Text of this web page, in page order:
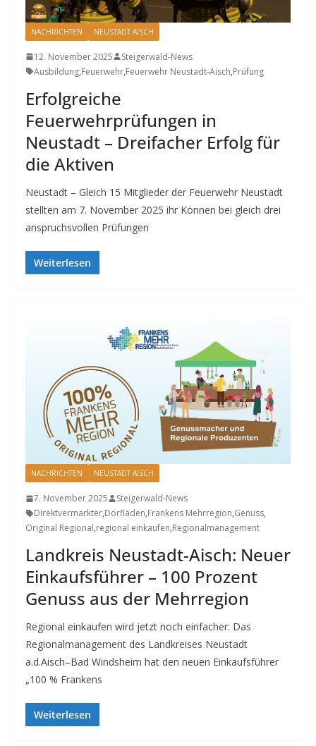
NACHRICHTEN NEUSTADT AISCH
12. November 2025
Steigerwald-News
Ausbildung,Feuerwehr,Feuerwehr Neustadt-Aisch,Prüfung
Erfolgreiche
Feuerwehrprüfungen in
Neustadt – Dreifacher Erfolg für
die Aktiven
Neustadt – Gleich 15 Mitglieder der Feuerwehr Neustadt
stellten am 7. November 2025 ihr Können bei gleich drei
anspruchsvollen Prüfungen
Weiterlesen
NACHRICHTEN NEUSTADT AISCH
7. November 2025
Steigerwald-News
Direktvermarkter,Dorfläden,Frankens Mehrregion,Genuss,
Original Regional,regional einkaufen,Regionalmanagement
Landkreis Neustadt-Aisch: Neuer
Einkaufsführer – 100 Prozent
Genuss aus der Mehrregion
Regional einkaufen wird jetzt noch einfacher: Das
Regionalmanagement des Landkreises Neustadt
a.d.Aisch–Bad Windsheim hat den neuen Einkaufsführer
„100 % Frankens
Weiterlesen